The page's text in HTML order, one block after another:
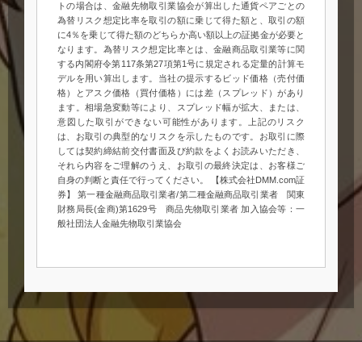
トの場合は、金融先物取引業協会が算出した通貨ペアごとの
為替リスク想定比率を取引の額に乗じて得た額と、取引の額
に4％を乗じて得た額のどちらか高い額以上の証拠金が必要と
なります。為替リスク想定比率とは、金融商品取引業等に関
する内閣府令第117条第27項第1号に規定される定量的計算モ
デルを用い算出します。当社の提示するビッド価格（売付価
格）とアスク価格（買付価格）には差（スプレッド）があり
ます。相場急変動等により、スプレッド幅が拡大、または、
意図した取引ができない可能性があります。上記のリスク
は、お取引の典型的なリスクを示したものです。お取引に際
しては契約締結前交付書面及び約款をよくお読みいただき、
それら内容をご理解のうえ、お取引の最終決定は、お客様ご
自身の判断と責任で行ってください。 【株式会社DMM.com証
券】 第一種金融商品取引業者/第二種金融商品取引業者 関東
財務局長(金商)第1629号 商品先物取引業者 加入協会等：一
般社団法人金融先物取引業協会